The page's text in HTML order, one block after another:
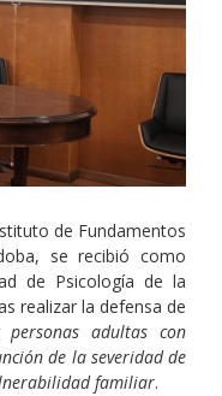
de Fundamentos
se recibió como
de Psicología de la
realizar la defensa de
adultas con
de la severidad de
familiar.